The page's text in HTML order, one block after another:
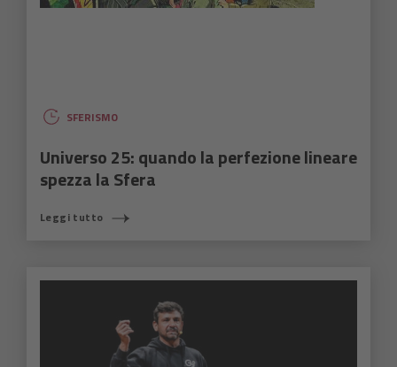
SFERISMO
Universo 25: quando la perfezione lineare
spezza la Sfera
Leggi tutto